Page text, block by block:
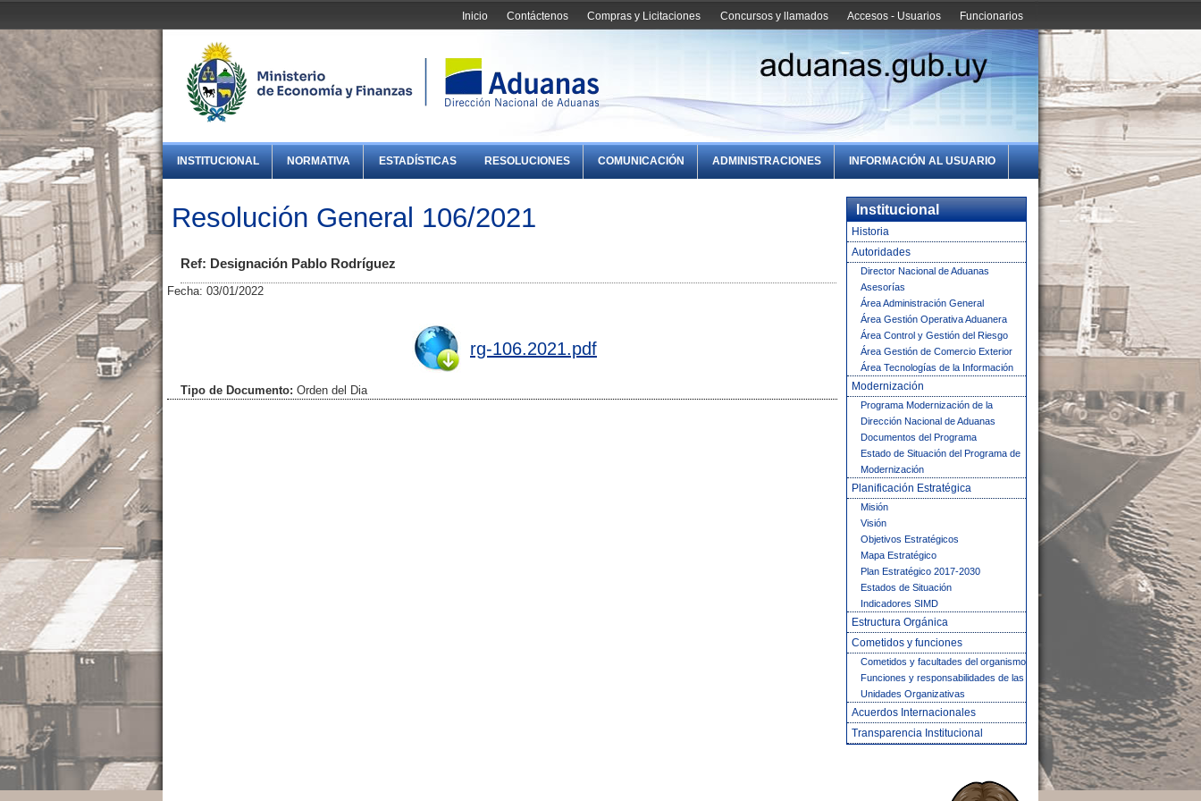
Funcionarios
Accesos - Usuarios
Concursos y llamados
Compras y Licitaciones
Contáctenos
Inicio
INSTITUCIONAL NORMATIVA ESTADÍSTICAS RESOLUCIONES COMUNICACIÓN ADMINISTRACIONES INFORMACIÓN AL USUARIO
Resolución General 106/2021
Ref: Designación Pablo Rodríguez
Fecha: 03/01/2022
rg-106.2021.pdf
Tipo de Documento: Orden del Dia
Institucional
Historia
Autoridades
Director Nacional de Aduanas
Asesorías
Área Administración General
Área Gestión Operativa Aduanera
Área Control y Gestión del Riesgo
Área Gestión de Comercio Exterior
Área Tecnologías de la Información
Modernización
Programa Modernización de la
Dirección Nacional de Aduanas
Documentos del Programa
Estado de Situación del Programa de
Modernización
Planificación Estratégica
Misión
Visión
Objetivos Estratégicos
Mapa Estratégico
Plan Estratégico 2017-2030
Estados de Situación
Indicadores SIMD
Estructura Orgánica
Cometidos y funciones
Cometidos y facultades del organismo
Funciones y responsabilidades de las
Unidades Organizativas
Acuerdos Internacionales
Transparencia Institucional